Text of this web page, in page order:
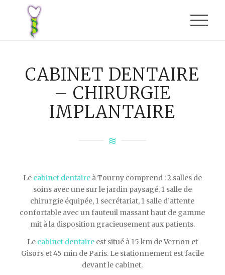
CABINET DENTAIRE
– CHIRURGIE
IMPLANTAIRE
Le cabinet dentaireà Tourny comprend : 2 salles de
soins avec une sur le jardin paysagé, 1 salle de
chirurgie équipée, 1 secrétariat, 1 salle d’attente
confortable avec un fauteuil massant haut de gamme
mit à la disposition gracieusement aux patients.
Le cabinet dentaireest situé à 15 km de Vernon et
Gisors et 45 min de Paris. Le stationnement est facile
devant le cabinet.